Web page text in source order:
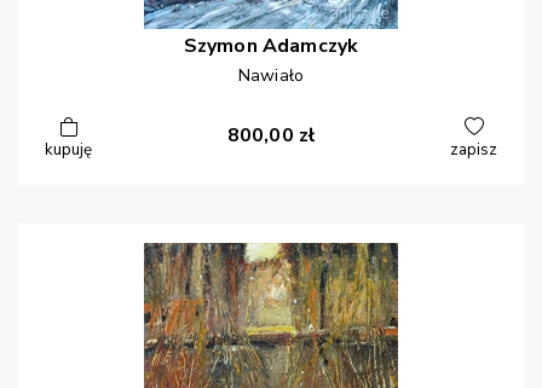
Szymon Adamczyk
Nawiało
kupuję
800,00 zł
zapisz